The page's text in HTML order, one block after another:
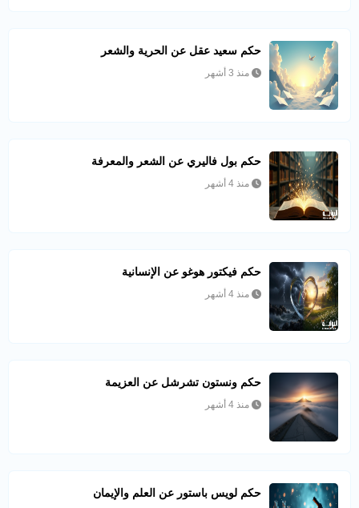
حكم سعيد عقل عن الحرية والشعر
منذ 3 أشهر
حكم بول فاليري عن الشعر والمعرفة
منذ 4 أشهر
حكم فيكتور هوغو عن الإنسانية
منذ 4 أشهر
حكم ونستون تشرشل عن العزيمة
منذ 4 أشهر
حكم لويس باستور عن العلم والإيمان